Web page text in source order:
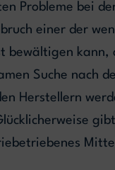
Probleme bei
einer der
bewältigen
Suche nach
Herstellern